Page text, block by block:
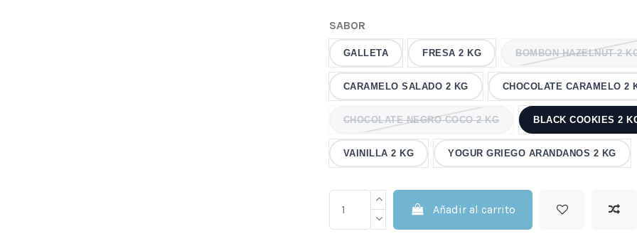
SABOR
GALLETA FRESA 2 KG BOMBON HAZELNUT 2
CARAMELO SALADO 2 KG CHOCOLATE CARAMELO 2
CHOCOLATE NEGRO COCO 2 KG BLACK COOKIES 2
VAINILLA 2 KG YOGUR GRIEGO ARANDANOS 2 KG
Añadir al carrito